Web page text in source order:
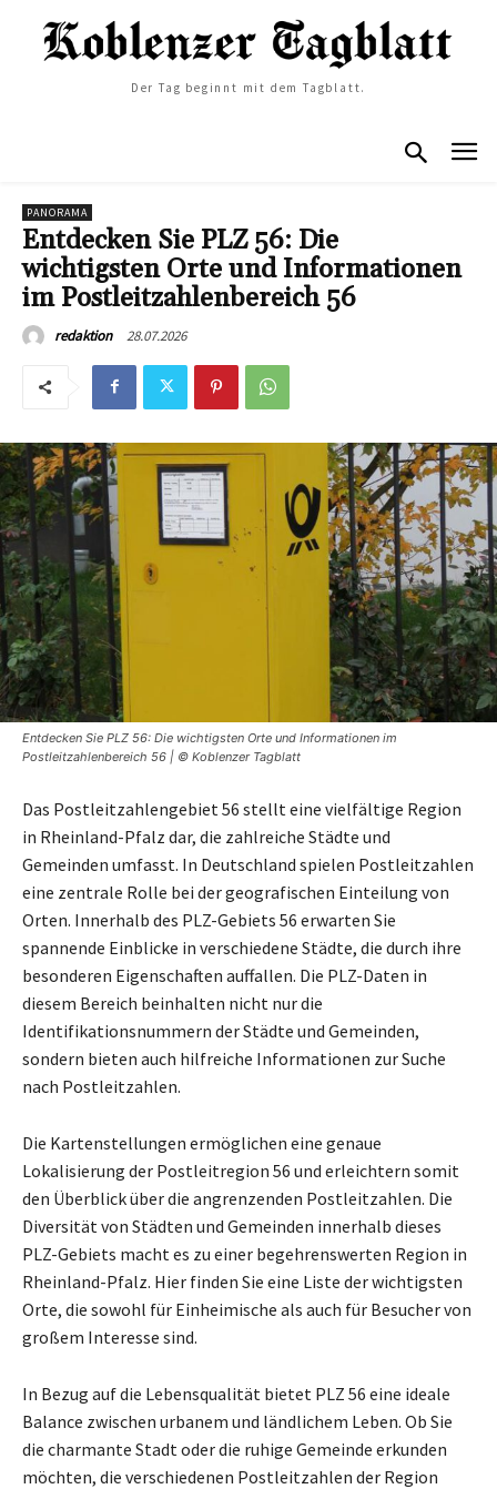
Der Tag beginnt mit dem Tagblatt.
PANORAMA
Entdecken Sie PLZ 56: Die
wichtigsten Orte und Informationen
im Postleitzahlenbereich 56
redaktion 28.07.2026
Entdecken Sie PLZ 56: Die wichtigsten Orte und Informationen im
Postleitzahlenbereich 56 | © Koblenzer Tagblatt
Das Postleitzahlengebiet 56 stellt eine vielfältige Region
in Rheinland-Pfalz dar, die zahlreiche Städte und
Gemeinden umfasst. In Deutschland spielen Postleitzahlen
eine zentrale Rolle bei der geografischen Einteilung von
Orten. Innerhalb des PLZ-Gebiets 56 erwarten Sie
spannende Einblicke in verschiedene Städte, die durch ihre
besonderen Eigenschaften auffallen. Die PLZ-Daten in
diesem Bereich beinhalten nicht nur die
Identifikationsnummern der Städte und Gemeinden,
sondern bieten auch hilfreiche Informationen zur Suche
nach Postleitzahlen.
Die Kartenstellungen ermöglichen eine genaue
Lokalisierung der Postleitregion 56 und erleichtern somit
den Überblick über die angrenzenden Postleitzahlen. Die
Diversität von Städten und Gemeinden innerhalb dieses
PLZ-Gebiets macht es zu einer begehrenswerten Region in
Rheinland-Pfalz. Hier finden Sie eine Liste der wichtigsten
Orte, die sowohl für Einheimische als auch für Besucher von
großem Interesse sind.
In Bezug auf die Lebensqualität bietet PLZ 56 eine ideale
Balance zwischen urbanem und ländlichem Leben. Ob Sie
die charmante Stadt oder die ruhige Gemeinde erkunden
möchten, die verschiedenen Postleitzahlen der Region